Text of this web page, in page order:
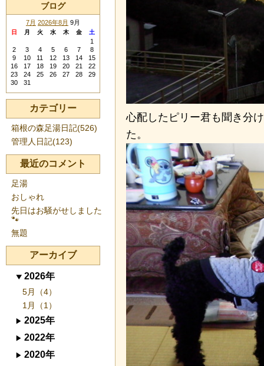
心配したピリー君も聞き分
た。
ブログ
7月 2026年8月 9月
日 月 火 水 木 金 土
1
2
3 4 5 6 7
8
9
10 11 12 13 14
15
16
17 18 19 20 21
22
23
24 25 26 27 28
29
30
31
カテゴリー
箱根の森足湯日記(526)
管理人日記(123)
最近のコメント
足湯
おしゃれ
先日はお騒がせしました
🐾
無題
アーカイブ
2026年
5月（4）
1月（1）
2025年
2022年
2020年